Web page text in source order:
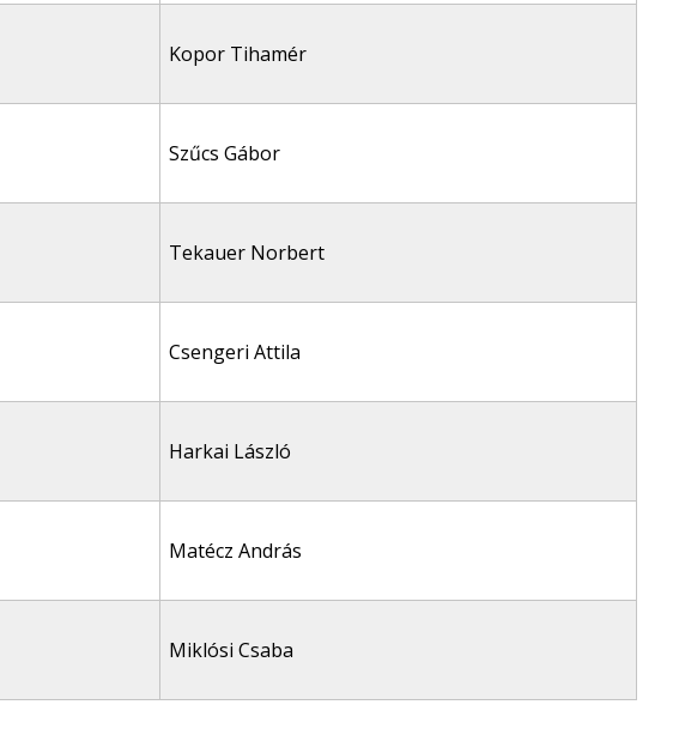
Kopor Tihamér
Szűcs Gábor
Tekauer Norbert
Csengeri Attila
Harkai László
Matécz András
Miklósi Csaba